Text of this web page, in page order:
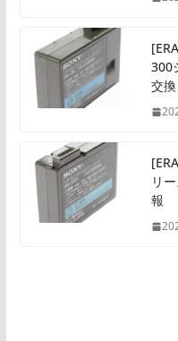
300
交
リ
報